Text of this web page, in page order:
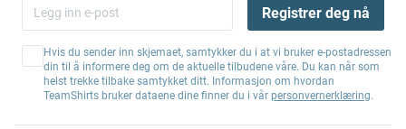
Registrer deg nå
Hvis du sender inn skjemaet, samtykker du i at vi bruker e-postadressen
din til å informere deg om de aktuelle tilbudene våre. Du kan når som
helst trekke tilbake samtykket ditt. Informasjon om hvordan
TeamShirts bruker dataene dine finner du i vår personvernerklæring.